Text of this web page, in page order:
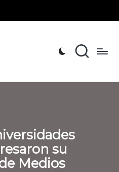
su
Medios